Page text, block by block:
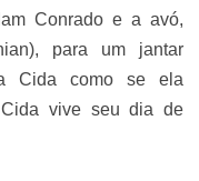
Conrado e a avó,
para um jantar
Cida como se ela
vive seu dia de